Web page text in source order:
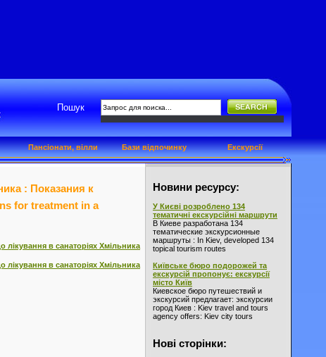
Новини ресурсу:
У Києві розроблено 134
тематичні екскурсійні маршрути
В Киеве разработана 134
тематические экскурсионные
маршруты : In Kiev, developed 134
topical tourism routes
Київське бюро подорожей та
екскурсій пропонує: екскурсії
місто Київ
Киевское бюро путешествий и
экскурсий предлагает: экскурсии
город Киев : Kiev travel and tours
agency offers: Kiev city tours
Нові сторінки:
: Показания к
for treatment in a
в санаторіях Хмільника
в санаторіях Хмільника
Пошук
Пансіонати, вілли Бази відпочинку Екскурсії